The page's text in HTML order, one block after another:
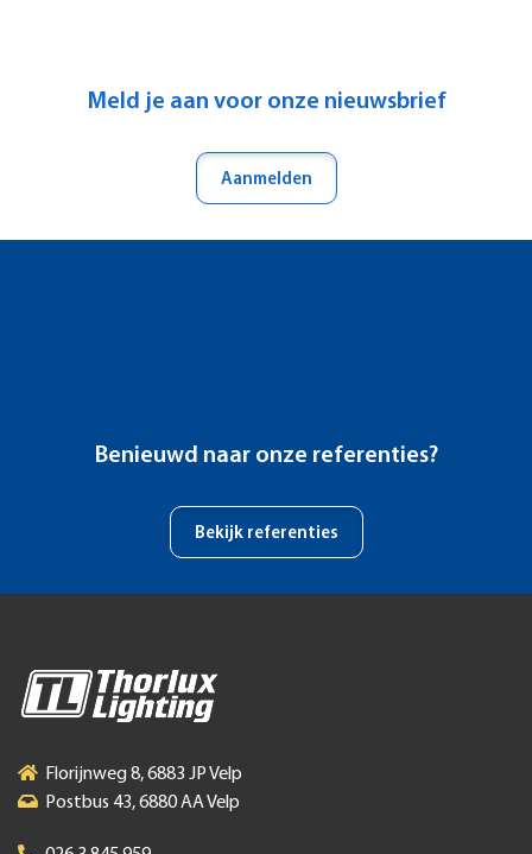
Meld je aan voor onze nieuwsbrief
Aanmelden
Benieuwd naar onze referenties?
Bekijk referenties
Florijnweg 8, 6883 JP Velp
Postbus 43, 6880 AA Velp